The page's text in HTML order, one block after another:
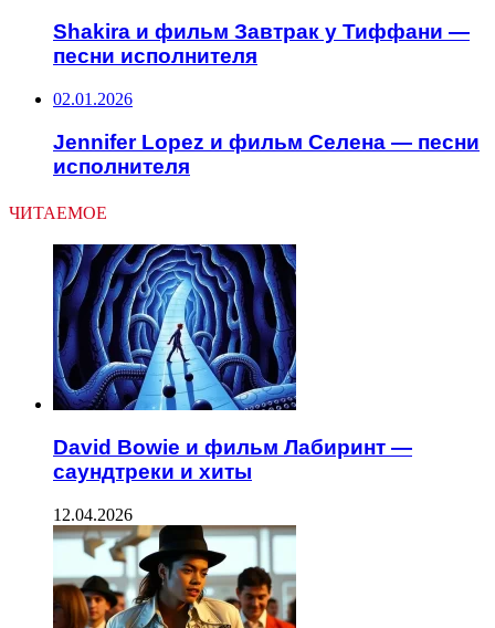
Shakira и фильм Завтрак у Тиффани —
песни исполнителя
02.01.2026
Jennifer Lopez и фильм Селена — песни
исполнителя
ЧИТАЕМОЕ
David Bowie и фильм Лабиринт —
саундтреки и хиты
12.04.2026